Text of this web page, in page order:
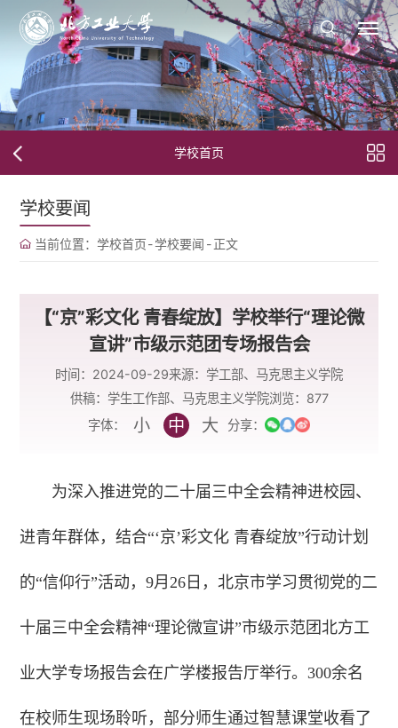
学校首页
学校要闻
当前位置： 学校首页-学校要闻 -正文
【“京”彩文化 青春绽放】学校举行“理论微
宣讲”市级示范团专场报告会
时间：2024-09-29来源：学工部、马克思主义学院
供稿：学生工作部、马克思主义学院浏览： 877
字体：
小 中 大 分享：
为深入推进党的二十届三中全会精神进校园、
进青年群体，结合“‘京’彩文化 青春绽放”行动计划
的“信仰行”活动，9月26日，北京市学习贯彻党的二
十届三中全会精神“理论微宣讲”市级示范团北方工
业大学专场报告会在广学楼报告厅举行。300余名
在校师生现场聆听，部分师生通过智慧课堂收看了